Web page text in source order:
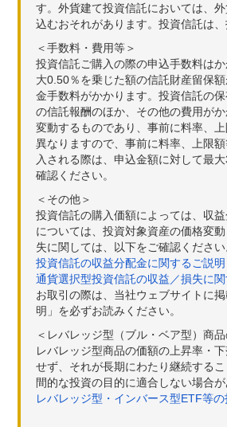
す。外貨建て投資信託においては、
込むおそれがあります。投資信託は
＜手数料・費用等＞
投資信託ご購入の際の申込手数料は
大0.50％を乗じた額の信託財産留保
金手数料がかかります。投資信託の
の信託報酬のほか、その他の費用が
変動するものであり、事前に料率、
異なりますので、事前に料率、上限
入される際は、申込金額に対して最
確認ください。
＜その他＞
投資信託の購入価額によっては、収
については、投資対象資産の価格変
失に関しては、以下をご確認ください
投資信託の収益分配金に関するご説明
通貨選択型投資信託の収益／損失に
お取引の際は、当社ウェブサイトに
明」を必ずお読みください。
＜レバレッジ型（ブル・ベア型）商
レバレッジ型商品の価額の上昇率・
せず、それが長期にわたり継続する
間的な投資の目的に適合しない場合が
レバレッジ型・インバース型ETF等